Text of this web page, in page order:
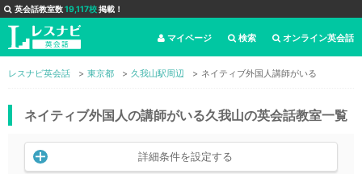
英会話教室数19,117校掲載！
オンライン英会話
検索
マイページ
レスナビ英会話 東京都 久我山駅周辺 ネイティブ外国人講師がいる
ネイティブ外国人の講師がいる久我山の英会話教室一覧
詳細条件を設定する